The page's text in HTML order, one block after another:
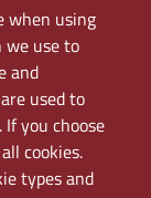
when using
we use to
and
used to
you choose
cookies.
types and